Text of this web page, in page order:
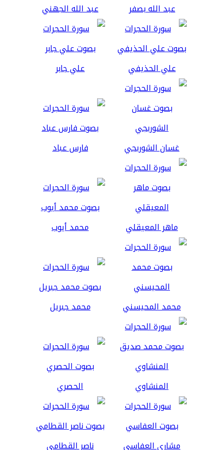
عبد الله بصفر عبد الله الجهني
علي الحذيفي علي جابر
غسان الشوربجي فارس عباد
ماهر المعيقلي محمد أيوب
محمد المحيسني محمد جبريل
المنشاوي الحصري
مشاري العفاسي ناصر القطامي